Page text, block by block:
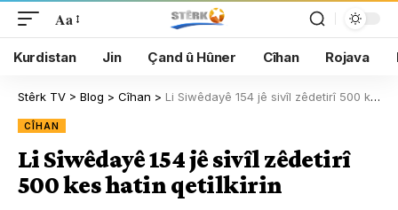
Aa
Kurdistan Jin Çand û Hûner Cîhan Rojava
Stêrk TV > Blog > Cîhan > Li Siwêdayê 154 jê sivîl zêdetirî 500 kes hatin qetilkirin
CÎHAN
Li Siwêdayê 154 jê sivîl zêdetirî
500 kes hatin qetilkirin